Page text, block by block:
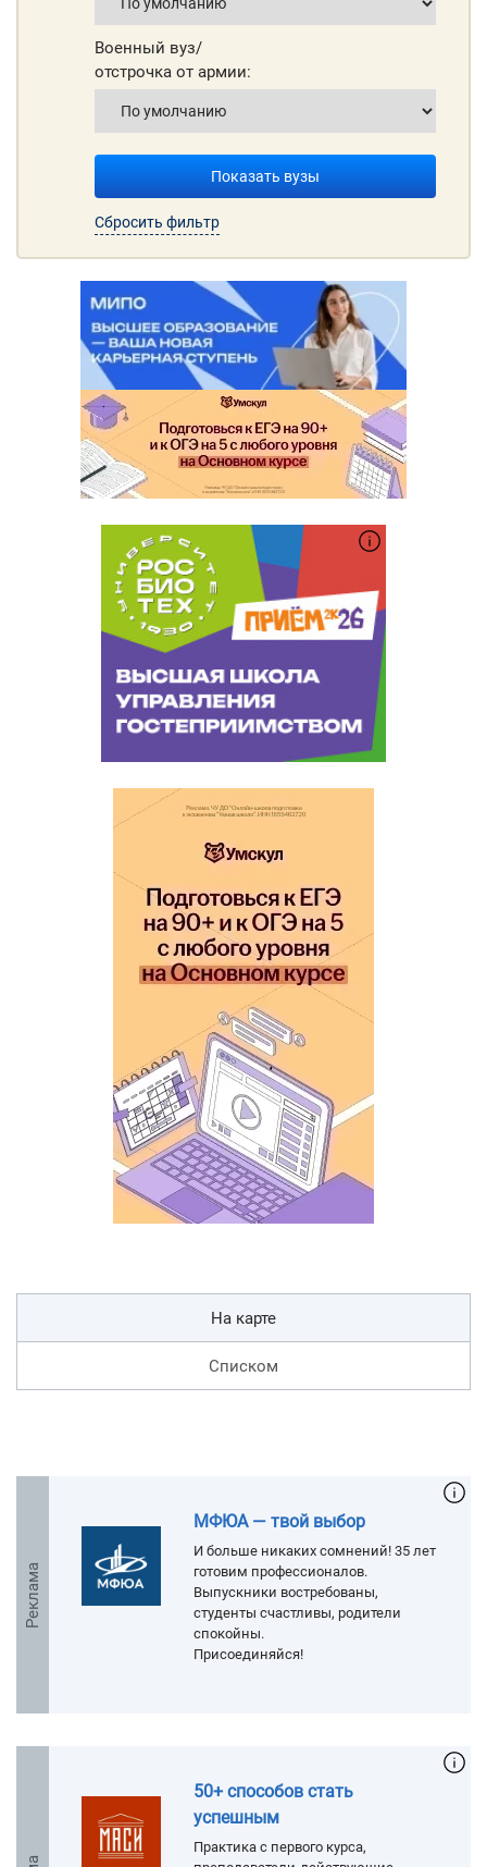
Военный вуз/
отстрочка от армии:
Показать вузы
Сбросить фильтр
На карте
Списком
Реклама
МФЮА — твой выбор
И больше никаких сомнений! 35 лет
готовим профессионалов.
Выпускники востребованы,
студенты счастливы, родители
спокойны.
Присоединяйся!
50+ способов стать
успешным
Практика с первого курса,